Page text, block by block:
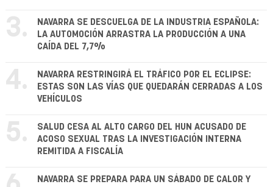
3.
NAVARRA SE DESCUELGA DE LA INDUSTRIA ESPAÑOLA:
LA AUTOMOCIÓN ARRASTRA LA PRODUCCIÓN A UNA
CAÍDA DEL 7,7%
4.
NAVARRA RESTRINGIRÁ EL TRÁFICO POR EL ECLIPSE:
ESTAS SON LAS VÍAS QUE QUEDARÁN CERRADAS A LOS
VEHÍCULOS
5.
SALUD CESA AL ALTO CARGO DEL HUN ACUSADO DE
ACOSO SEXUAL TRAS LA INVESTIGACIÓN INTERNA
REMITIDA A FISCALÍA
NAVARRA SE PREPARA PARA UN SÁBADO DE CALOR Y